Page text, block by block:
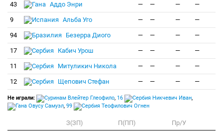
43
Аддо Энри — — — —
9 Альба Уго — — — —
94 Безерра Диого — — — —
17 Кабич Урош — — — —
11 Митуликич Никола — — — —
12 Щепович Стефан — — — —
Не играли: Влейтер Глеофило, 16 Никчевич Иван,
Овусу Самуэл, 99 Теофилович Огнен
З(ЗП) П(ПП)
Пр/У